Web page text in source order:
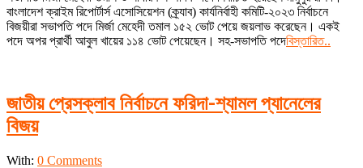
বাংলাদেশ ক্রাইম রিপোর্টার্স এসোসিয়েশন (ক্র্যাব) কার্যনির্বাহী কমিটি-২০২৩ নির্বাচনে
বিজয়ীরা সভাপতি পদে মির্জা মেহেদী তমাল ১৫২ ভোট পেয়ে জয়লাভ করেছেন। একই
পদে অপর প্রার্থী আবুল খায়ের ১১৪ ভোট পেয়েছেন। সহ-সভাপতি পদেবিস্তারিত..
জাতীয় প্রেসক্লাব নির্বাচনে ফরিদা-শ্যামল প্যানেলের
বিজয়
2022-
With: 0 Comments